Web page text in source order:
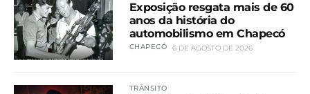
Exposição resgata mais de 60
anos da história do
automobilismo em Chapecó
CHAPECÓ 6 DE AGOSTO DE 2026
TRÂNSITO